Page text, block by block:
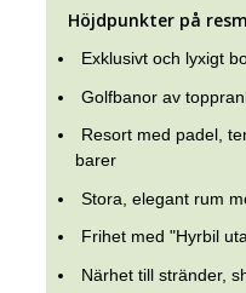
Höjdpunkter på
Exklusivt och lyxigt
Golfbanor av
Resort med padel,
barer
Stora, elegant rum
Frihet med "Hyrbil
Närhet till stränder,